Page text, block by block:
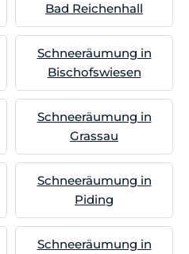
Bad Reichenhall
Schneeräumung in
Bischofswiesen
Schneeräumung in
Grassau
Schneeräumung in
Piding
Schneeräumung in